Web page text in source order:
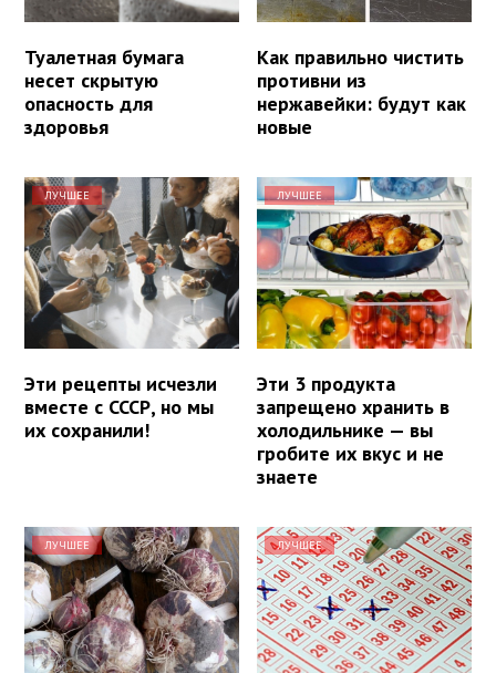
Туалетная бумага
несет скрытую
опасность для
здоровья
Как правильно чистить
противни из
нержавейки: будут как
новые
ЛУЧШЕЕ
Эти рецепты исчезли
вместе с СССР, но мы
их сохранили!
ЛУЧШЕЕ
Эти 3 продукта
запрещено хранить в
холодильнике — вы
гробите их вкус и не
знаете
ЛУЧШЕЕ ЛУЧШЕЕ